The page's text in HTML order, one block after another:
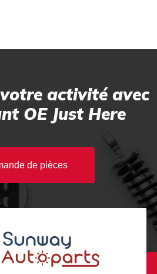
activité avec
OE Just Here
de pièces